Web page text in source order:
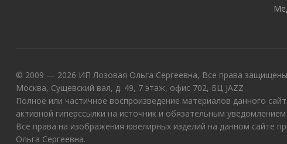
© 2009 — 2026 ИП Лозовая Ольга Сергеевна, Все права
Москва, Сущевский вал, д. 49, 7 этаж, офис 702, БЦ JAZZ
Полное или частичное воспроизведение материалов данного
активной гиперссылки на источник и обязательным
Все права на изображения ювелирных изделий на данном сайте
Ольга Сергеевна.